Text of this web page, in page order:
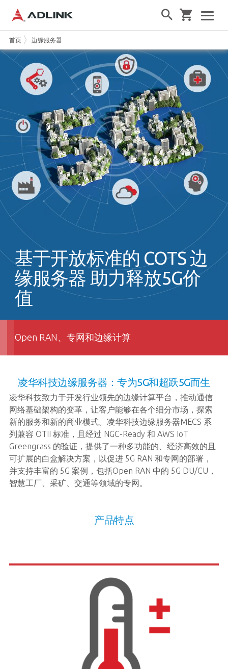
首页 边缘服务器
基于开放标准的 COTS 边
缘服务器 助力释放5G价
值
Open RAN、专网和边缘计算
凌华科技边缘服务器：专为5G和超跃5G而生
凌华科技致力于开发行业领先的边缘计算平台，推动通信
网络基础架构的变革，让客户能够在各个细分市场，探索
新的服务和新的商业模式。凌华科技边缘服务器MECS 系
列兼容 OTII 标准，且经过 NGC-Ready 和 AWS IoT
Greengrass 的验证，提供了一种多功能的、经济高效的且
可扩展的白盒解决方案，以促进 5G RAN 和专网的部署，
并支持丰富的 5G 案例，包括Open RAN 中的 5G DU/CU，
智慧工厂、采矿、交通等领域的专网。
产品特点